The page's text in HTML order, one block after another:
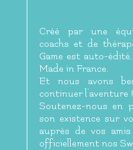
Créé par une
coachs et de
Game est auto-
Made in France.
Et nous avons
continuer l'aventure !
Soutenez-nous en
son existence sur
auprès de vos
officiellement nos